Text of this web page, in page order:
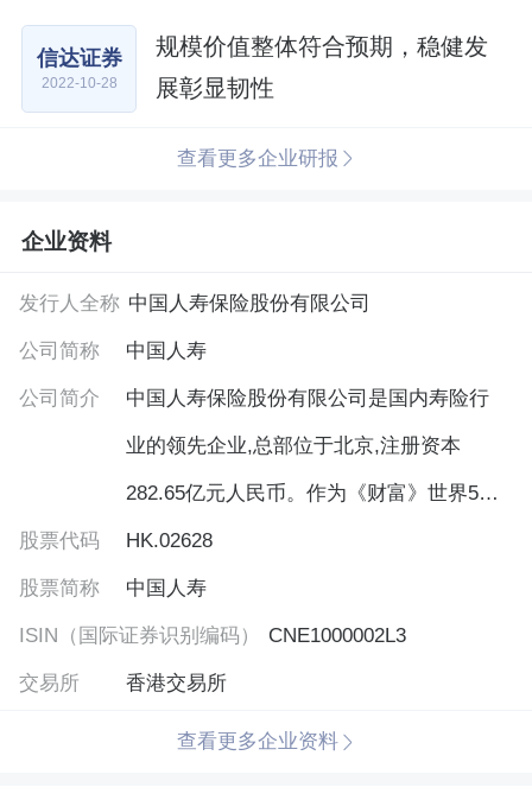
信达证券
2022-10-28
规模价值整体符合预期，稳健发
展彰显韧性
查看更多企业研报
企业资料
发行人全称 中国人寿保险股份有限公司
公司简称 中国人寿
公司简介 中国人寿保险股份有限公司是国内寿险行
业的领先企业,总部位于北京,注册资本
282.65亿元人民币。作为《财富》世界500
强和世界品牌500强企业——中国人寿保险
(集团)公司的核心成员,公司以悠久的历
史、雄厚的实力、专业领先的竞争优势及
世界知名的品牌赢得了社会广泛客户的信
赖,始终占据国内保险市场领导者的地位,被
股票代码 HK.02628
股票简称 中国人寿
ISIN（国际证券识别编码） CNE1000002L3
交易所 香港交易所
查看更多企业资料